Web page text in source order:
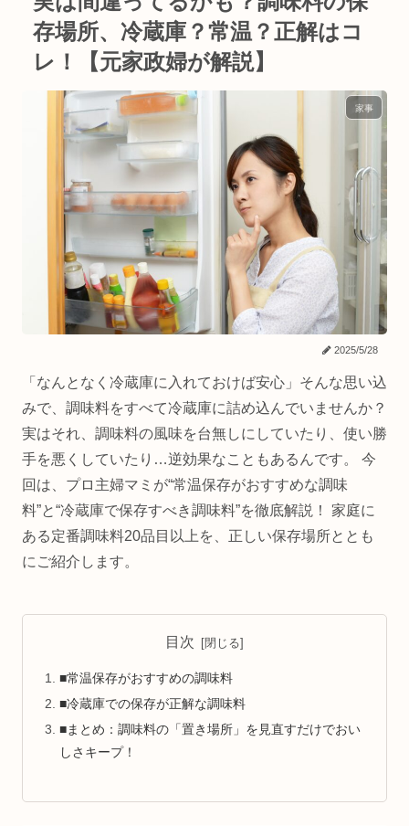
存場所、冷蔵庫？常温？正解はコ
レ！【元家政婦が解説】
家事
2025/5/28
「なんとなく冷蔵庫に入れておけば安心」そんな思い込
みで、調味料をすべて冷蔵庫に詰め込んでいませんか？
実はそれ、調味料の風味を台無しにしていたり、使い勝
手を悪くしていたり…逆効果なこともあるんです。 今
回は、プロ主婦マミが“常温保存がおすすめな調味
料”と“冷蔵庫で保存すべき調味料”を徹底解説！ 家庭に
ある定番調味料20品目以上を、正しい保存場所ととも
にご紹介します。
目次
■常温保存がおすすめの調味料
■冷蔵庫での保存が正解な調味料
■まとめ：調味料の「置き場所」を見直すだけでおい
しさキープ！